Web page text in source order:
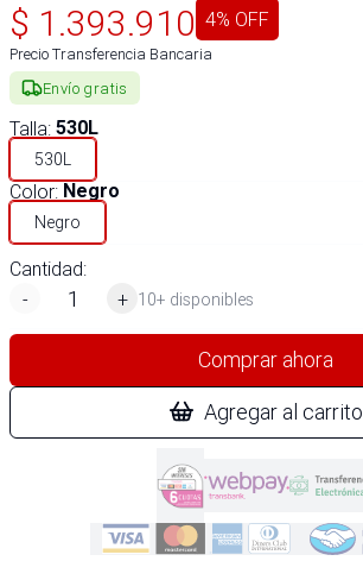
$ 1.393.910 4% OFF
Precio Transferencia Bancaria
Envío gratis
Talla: 530L
530L
Color: Negro
Negro
Cantidad:
-
+ 10+ disponibles
Comprar ahora
Agregar al carrito